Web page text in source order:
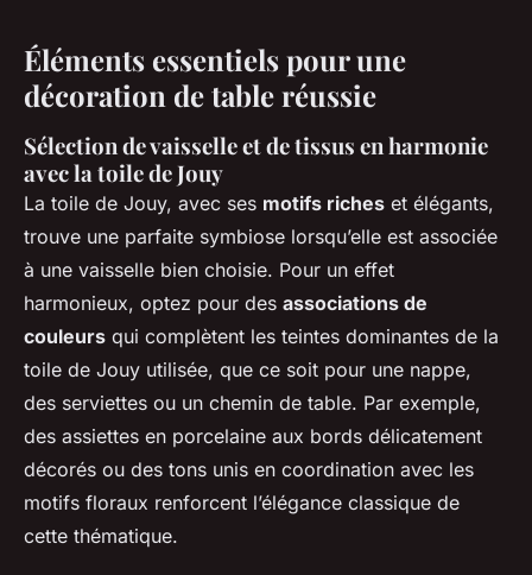
Éléments essentiels pour une
décoration de table réussie
Sélection de vaisselle et de tissus en harmonie
avec la toile de Jouy
La toile de Jouy, avec ses motifs riches et élégants,
trouve une parfaite symbiose lorsqu’elle est associée
à une vaisselle bien choisie. Pour un effet
harmonieux, optez pour des associations de
couleurs qui complètent les teintes dominantes de la
toile de Jouy utilisée, que ce soit pour une nappe,
des serviettes ou un chemin de table. Par exemple,
des assiettes en porcelaine aux bords délicatement
décorés ou des tons unis en coordination avec les
motifs floraux renforcent l’élégance classique de
cette thématique.